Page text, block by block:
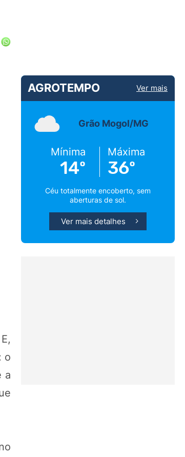
o
a
AGROTEMPO Ver mais
Grão Mogol/MG
Mínima
14º
Máxima
36º
Céu totalmente encoberto, sem
aberturas de sol.
Ver mais detalhes